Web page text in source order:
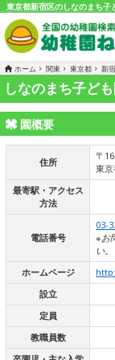
東京都新宿区のしなのまち
ホーム 関東 東京都 新
しなのまち子ども
園概要
住所
〒
東
最寄駅・アクセス
方法
電話番号
03-
※お
い。
ホームページ
設立
定員
教職員数